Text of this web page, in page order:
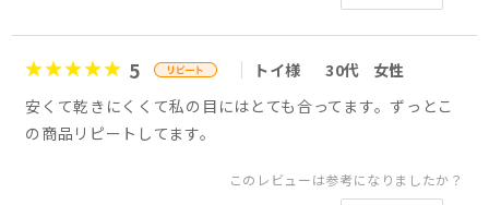
5 トイ様 30代
女性
安くて乾きにくくて私の目にはとても合ってます。ずっとこ
の商品リピートしてます。
このレビューは参考になりましたか？